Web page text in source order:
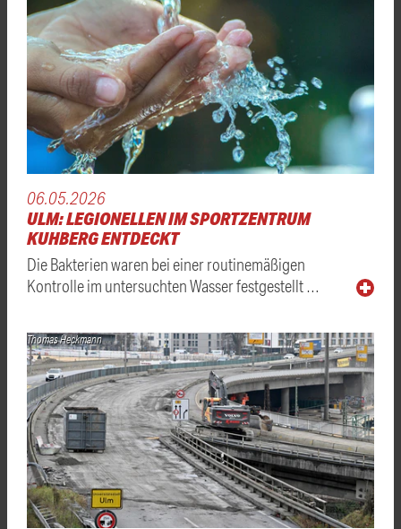
06.05.2026
ULM: LEGIONELLEN IM SPORTZENTRUM
KUHBERG ENTDECKT
Die Bakterien waren bei einer routinemäßigen
Kontrolle im untersuchten Wasser festgestellt …
Thomas Heckmann